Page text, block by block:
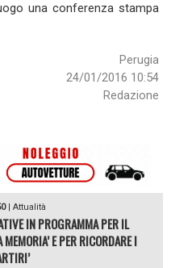
una conferenza stampa
Perugia
24/01/2016 10:54
Redazione
| Attualità
IN PROGRAMMA PER IL
MEMORIA’ E PER RICORDARE I